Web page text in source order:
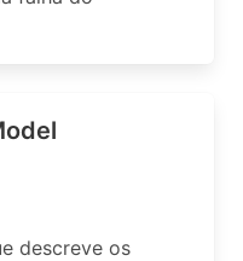
descreve os